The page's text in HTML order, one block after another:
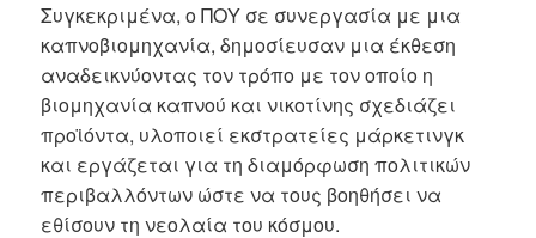
Συγκεκριμένα, ο ΠΟΥ σε συνεργασία με μια
καπνοβιομηχανία, δημοσίευσαν μια έκθεση
αναδεικνύοντας τον τρόπο με τον οποίο η
βιομηχανία καπνού και νικοτίνης σχεδιάζει
προϊόντα, υλοποιεί εκστρατείες μάρκετινγκ
και εργάζεται για τη διαμόρφωση πολιτικών
περιβαλλόντων ώστε να τους βοηθήσει να
εθίσουν τη νεολαία του κόσμου.